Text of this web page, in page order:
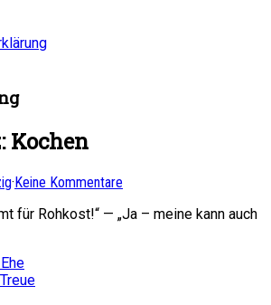
Kochen
·Keine Kommentare
für Rohkost!“ — „Ja – meine kann auch